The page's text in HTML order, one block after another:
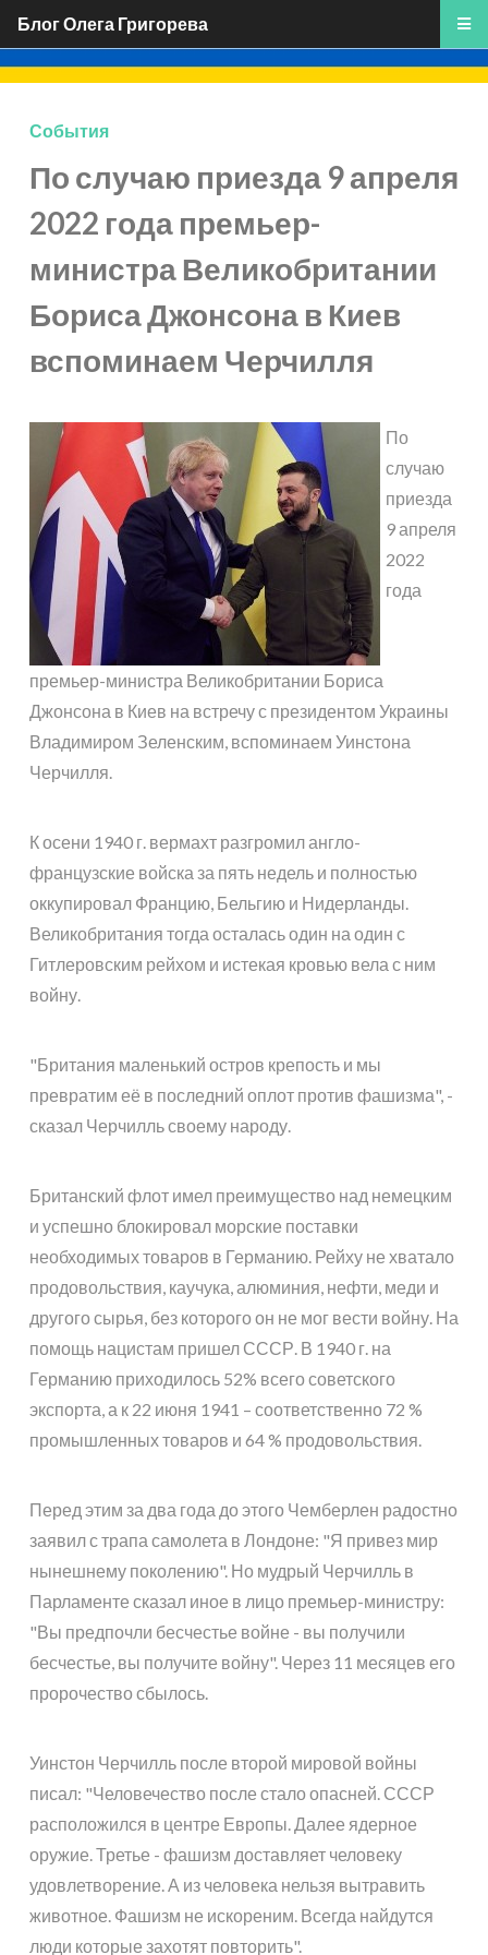
События
По случаю приезда 9 апреля
2022 года премьер-
министра Великобритании
Бориса Джонсона в Киев
вспоминаем Черчилля
По
случаю
приезда
9 апреля
2022
года
премьер-министра Великобритании Бориса
Джонсона в Киев на встречу с президентом Украины
Владимиром Зеленским, вспоминаем Уинстона
Черчилля.
К осени 1940 г. вермахт разгромил англо-
французские войска за пять недель и полностью
оккупировал Францию, Бельгию и Нидерланды.
Великобритания тогда осталась один на один с
Гитлеровским рейхом и истекая кровью вела с ним
войну.
"Британия маленький остров крепость и мы
превратим её в последний оплот против фашизма", -
сказал Черчилль своему народу.
Британский флот имел преимущество над немецким
и успешно блокировал морские поставки
необходимых товаров в Германию. Рейху не хватало
продовольствия, каучука, алюминия, нефти, меди и
другого сырья, без которого он не мог вести войну. На
помощь нацистам пришел СССР. В 1940 г. на
Германию приходилось 52% всего советского
экспорта, а к 22 июня 1941 – соответственно 72 %
промышленных товаров и 64 % продовольствия.
Перед этим за два года до этого Чемберлен радостно
заявил с трапа самолета в Лондоне: "Я привез мир
нынешнему поколению". Но мудрый Черчилль в
Парламенте сказал иное в лицо премьер-министру:
"Вы предпочли бесчестье войне - вы получили
бесчестье, вы получите войну". Через 11 месяцев его
пророчество сбылось.
Уинстон Черчилль после второй мировой войны
писал: "Человечество после стало опасней. СССР
расположился в центре Европы. Далее ядерное
оружие. Третье - фашизм доставляет человеку
удовлетворение. А из человека нельзя вытравить
животное. Фашизм не искореним. Всегда найдутся
люди которые захотят повторить".
Блог Олега Григорева